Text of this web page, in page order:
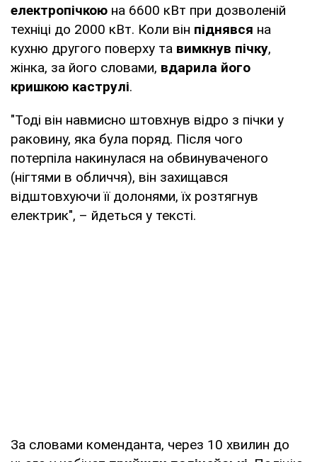
електропічкою на 6600 кВт при дозволеній
техніці до 2000 кВт. Коли він піднявся на
кухню другого поверху та вимкнув пічку,
жінка, за його словами, вдарила його
кришкою каструлі.
"Тоді він навмисно штовхнув відро з пічки у
раковину, яка була поряд. Після чого
потерпіла накинулася на обвинуваченого
(нігтями в обличчя), він захищався
відштовхуючи її долонями, їх розтягнув
електрик", – йдеться у тексті.
За словами коменданта, через 10 хвилин до